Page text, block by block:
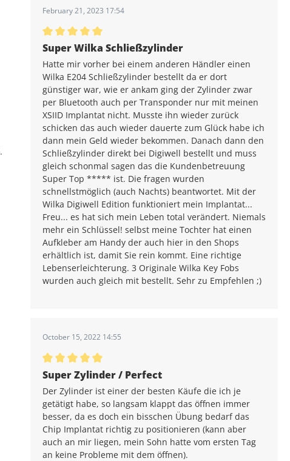
February 21, 2023 17:54
Average rating of 5 out of 5 stars
Super Wilka Schließzylinder
Hatte mir vorher bei einem anderen Händler einen
Wilka E204 Schließzylinder bestellt da er dort
günstiger war, wie er ankam ging der Zylinder zwar
per Bluetooth auch per Transponder nur mit meinen
XSIID Implantat nicht. Musste ihn wieder zurück
schicken das auch wieder dauerte zum Glück habe ich
dann mein Geld wieder bekommen. Danach dann den
Schließzylinder direkt bei Digiwell bestellt und muss
gleich schonmal sagen das die Kundenbetreuung
Super Top ***** ist. Die fragen wurden
schnellstmöglich (auch Nachts) beantwortet. Mit der
Wilka Digiwell Edition funktioniert mein Implantat...
Freu... es hat sich mein Leben total verändert. Niemals
mehr ein Schlüssel! selbst meine Tochter hat einen
Aufkleber am Handy der auch hier in den Shops
erhältlich ist, damit Sie rein kommt. Eine richtige
Lebenserleichterung. 3 Originale Wilka Key Fobs
wurden auch gleich mit bestellt. Sehr zu Empfehlen ;)
October 15, 2022 14:55
Average rating of 5 out of 5 stars
Super Zylinder / Perfect
Der Zylinder ist einer der besten Käufe die ich je
getätigt habe, so langsam klappt das öffnen immer
besser, da es doch ein bisschen Übung bedarf das
Chip Implantat richtig zu positionieren (kann aber
auch an mir liegen, mein Sohn hatte vom ersten Tag
an keine Probleme mit dem öffnen).